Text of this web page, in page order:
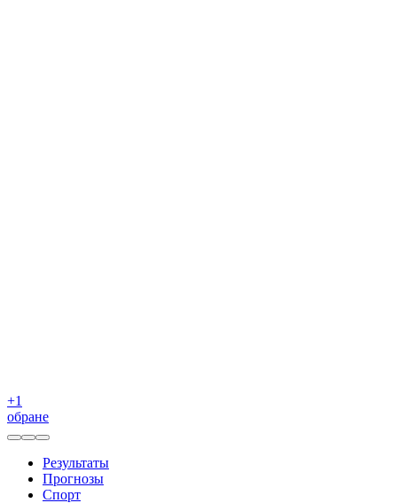
+1
обране
Результаты
Прогнозы
Спорт